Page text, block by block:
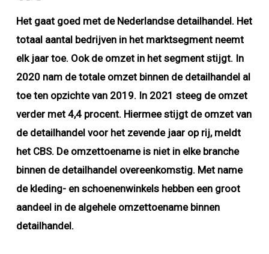
Het gaat goed met de Nederlandse detailhandel. Het
totaal aantal bedrijven in het marktsegment neemt
elk jaar toe. Ook de omzet in het segment stijgt. In
2020 nam de totale omzet binnen de detailhandel al
toe ten opzichte van 2019. In 2021 steeg de omzet
verder met 4,4 procent. Hiermee stijgt de omzet van
de detailhandel voor het zevende jaar op rij, meldt
het CBS. De omzettoename is niet in elke branche
binnen de detailhandel overeenkomstig. Met name
de kleding- en schoenenwinkels hebben een groot
aandeel in de algehele omzettoename binnen
detailhandel.